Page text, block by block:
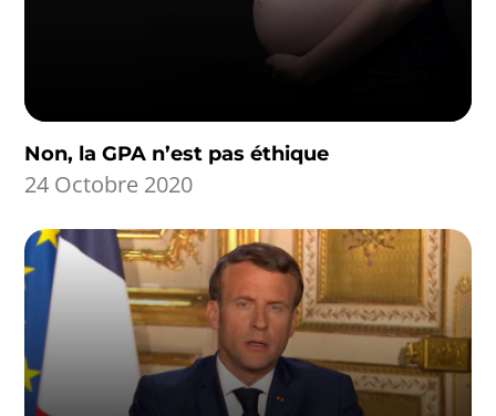
Non, la GPA n’est pas éthique
24 Octobre 2020